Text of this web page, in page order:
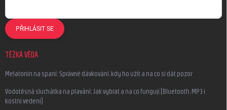
PŘIHLÁSIT SE
TĚŽKÁ VĚDA
Melatonin na spaní: Správné dávkování, kdy ho užít a na co si dát pozor
Vodotěsná sluchátka na plavání: Jak vybrat a na co fungují (Bluetooth, MP3 i
kostní vedení)